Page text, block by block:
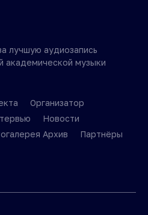
лучшую аудиозапись
академической музыки
Организатор
Новости
Архив
Партнёры